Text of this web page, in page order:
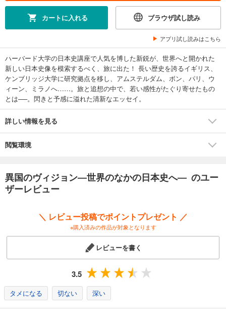
カートに入れる ブラウザ試し読み
アプリ試し読みはこちら
ハーバード大学の日本史講座で人気を博した新鋭が、世界へと開かれた
新しい日本史像を模索するべく、旅に出た！ 長い歴史を誇るイギリス、
ケンブリッジ大学に研究拠点を移し、アムステルダム、ボン、パリ、ウ
ィーン、ミラノへ……。旅と追想の中で、若い感性がたぐり寄せたもの
とは──。閃きと予感に溢れた清新なエッセイ。
詳しい情報を見る
閲覧環境
異国のヴィジョン―世界のなかの日本史へ― のユー
ザーレビュー
＼ レビュー投稿でポイントプレゼント ／
※購入済みの作品が対象となります
レビューを書く
3.5
タメになる 切ない 深い